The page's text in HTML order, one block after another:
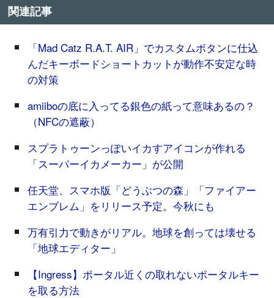
関連記事
「Mad Catz R.A.T. AIR」でカスタムボタンに仕込
んだキーボードショートカットが動作不安定な時
の対策
amiiboの底に入ってる銀色の紙って意味あるの？
（NFCの遮蔽）
スプラトゥーンっぽいイカすアイコンが作れる
「スーパーイカメーカー」が公開
任天堂、スマホ版「どうぶつの森」「ファイアー
エンブレム」をリリース予定。今秋にも
万有引力で動きがリアル。地球を創っては壊せる
「地球エディター」
【Ingress】ポータル近くの取れないポータルキー
を取る方法